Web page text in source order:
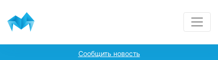
Сообщить новость